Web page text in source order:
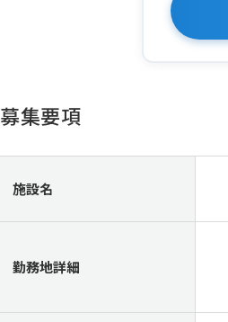
募集要項
施設名
勤務地詳細